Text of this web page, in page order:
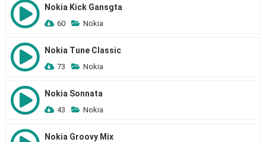
Nokia Kick Gansgta
60 Nokia
Nokia Tune Classic
73 Nokia
Nokia Sonnata
43 Nokia
Nokia Groovy Mix